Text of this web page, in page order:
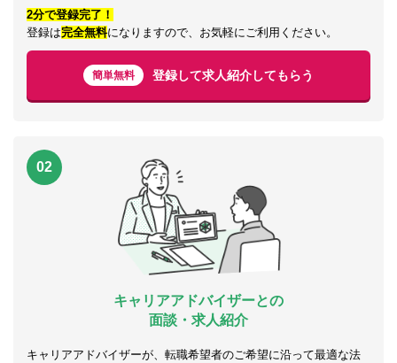
2分で登録完了！
登録は完全無料になりますので、お気軽にご利用ください。
簡単無料 登録して求人紹介してもらう
02
キャリアアドバイザーとの
面談・求人紹介
キャリアアドバイザーが、転職希望者のご希望に沿って最適な法